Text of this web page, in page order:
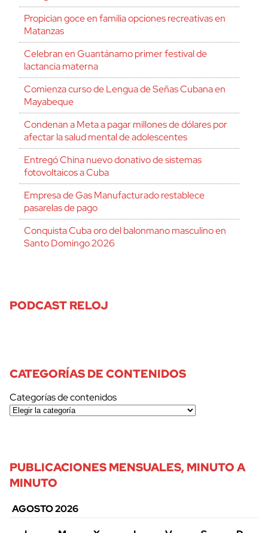
Propician goce en familia opciones recreativas en
Matanzas
Celebran en Guantánamo primer festival de
lactancia materna
Comienza curso de Lengua de Señas Cubana en
Mayabeque
Condenan a Meta a pagar millones de dólares por
afectar la salud mental de adolescentes
Entregó China nuevo donativo de sistemas
fotovoltaicos a Cuba
Empresa de Gas Manufacturado restablece
pasarelas de pago
Conquista Cuba oro del balonmano masculino en
Santo Domingo 2026
PODCAST RELOJ
CATEGORÍAS DE CONTENIDOS
Categorías de contenidos
PUBLICACIONES MENSUALES, MINUTO A
MINUTO
AGOSTO 2026